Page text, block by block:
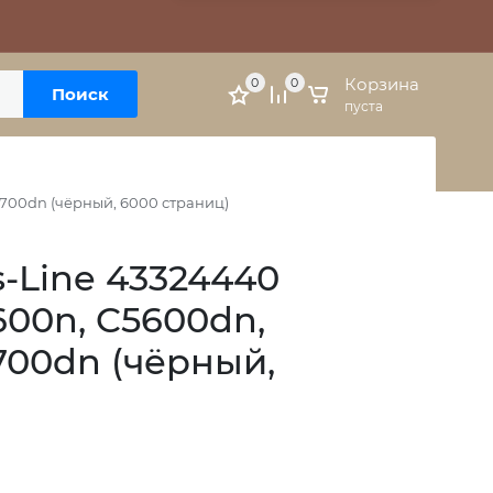
Личный кабинет
Поиск
0 0 Корзина
пуста
(чёрный, 6000 страниц)
43324440
C5600dn,
(чёрный,